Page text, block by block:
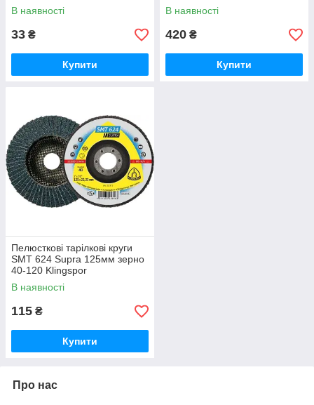
В наявності
33 ₴
Купити
В наявності
420 ₴
Купити
Пелюсткові тарілкові круги
SMT 624 Supra 125мм зерно
40-120 Klingspor
В наявності
115 ₴
Купити
Про нас